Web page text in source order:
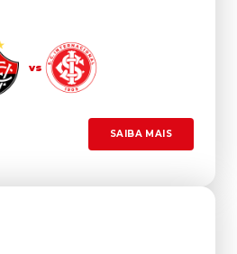
vs
SAIBA MAIS